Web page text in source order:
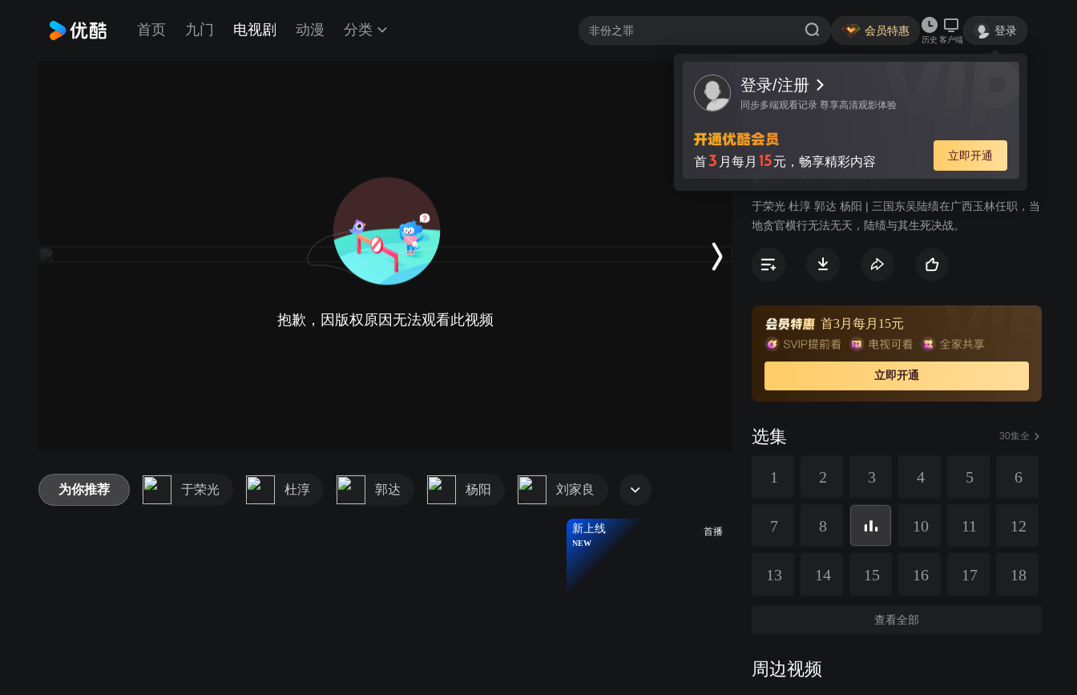
首页 九门 电视剧 动漫 分类 会员特惠
历史 客户端
登录
登录/注册
同步多端观看记录 尊享高清观影体验
首3 月每月 15元，畅享精彩内容 立即开通
抱歉，因版权原因无法观看此视频
视频 讨论
廉石传奇
历史 传记
于荣光 杜淳 郭达 杨阳 | 三国东吴陆绩在广西玉林任职，当
地贪官横行无法无天，陆绩与其生死决战。
首3月每月15元
立即开通
选集 30集全
1 2 3 4 5 6
7 8 10 11 12
13 14 15 16 17 18
查看全部
周边视频
为你推荐 于荣光 杜淳 郭达 杨阳 刘家良
首播
新上线
NEW